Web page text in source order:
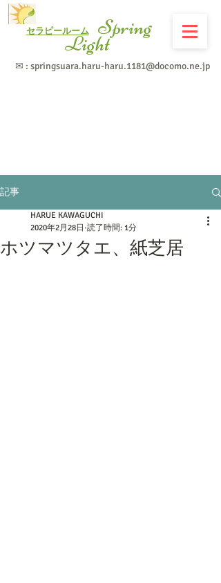
✉ : springsuara.haru-haru.1181@docomo.ne.jp
セラピールーム Spring
Light
記事
ホツマツタエ、紙芝居
HARUE KAWAGUCHI
2020年2月28日 読了時間: 1分